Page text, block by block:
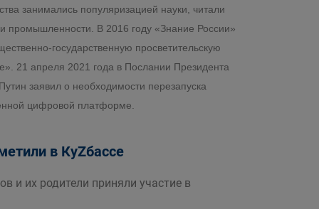
занимались популяризацией науки, читали
и промышленности. В 2016 году «Знание России»
государственную просветительскую
21 апреля 2021 года в Послании Президента
заявил о необходимости перезапуска
цифровой платформе.
в КуZбассе
и их родители приняли участие в